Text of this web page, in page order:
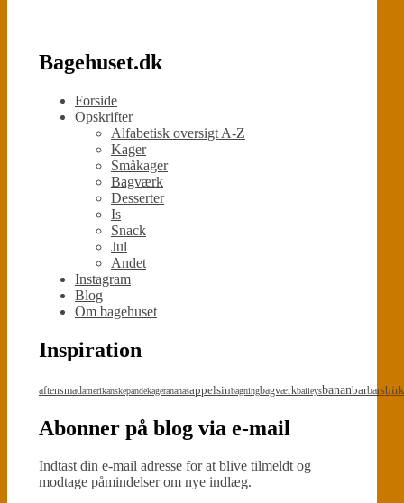
Bagehuset.dk
Forside
Opskrifter
Alfabetisk oversigt A-Z
Kager
Småkager
Bagværk
Desserter
Is
Snack
Jul
Andet
Instagram
Blog
Om bagehuset
Inspiration
aftensmadamerikanskepandekagerananasappelsinbagningbagværkbaileysbananbarbars
Abonner på blog via e-mail
Indtast din e-mail adresse for at blive tilmeldt og
modtage påmindelser om nye indlæg.